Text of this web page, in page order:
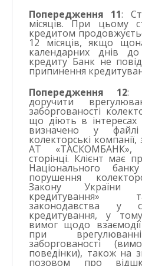
Попередження 11:
місяців. При цьому
кредитом
12 місяців, якщо
календарних днів
кредиту Банк не
припинення
Попередження 12:
доручити
заборгованості
що діють в інтересах
визначено у
колекторські
АТ «ТАСКОМБАНК»,
сторінці. Клієнт має
Національного
порушення
Закону України
кредитування»
законодавства у
кредитування, у
вимог щодо
при
заборгованості
поведінки), також на
позовом про